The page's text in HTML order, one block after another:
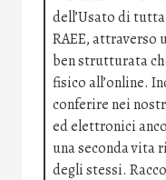
dell’Usato di
RAEE, attraverso
ben strutturata
fisico all’online.
conferire nei
ed elettronici
una seconda vita
degli stessi.